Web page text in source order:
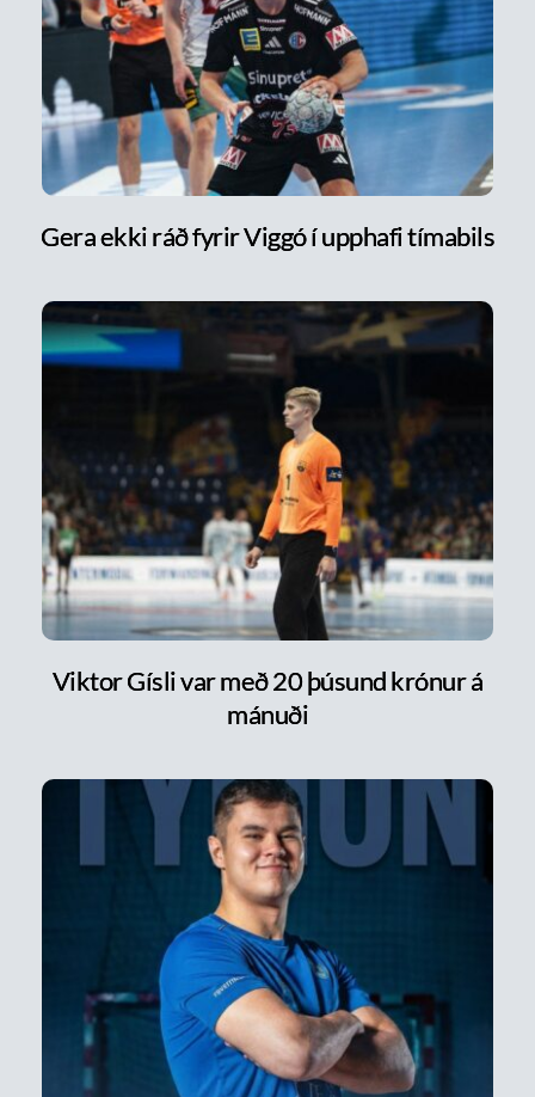
Gera ekki ráð fyrir Viggó í upphafi tímabils
Viktor Gísli var með 20 þúsund krónur á
mánuði